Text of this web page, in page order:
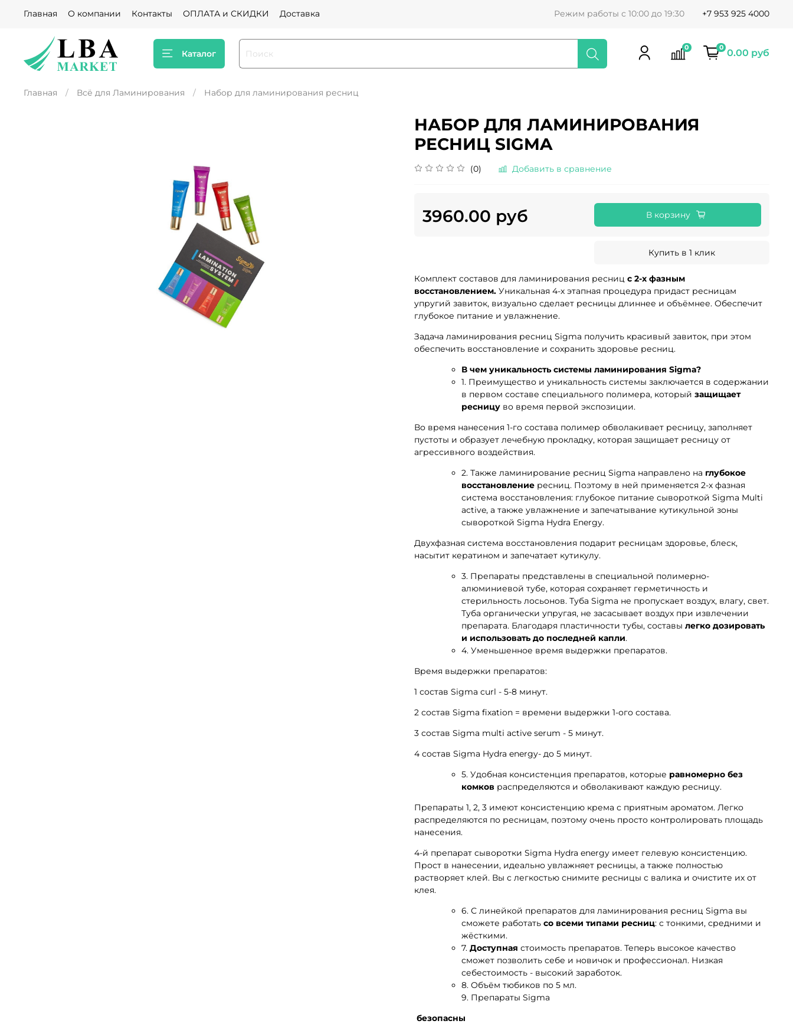
Главная О компании Контакты ОПЛАТА и СКИДКИ Доставка Режим работы с 10:00 до 19:30 +7 953 925 4000
Каталог
0 0 0.00 руб
Главная Всё для Ламинирования Набор для ламинирования ресниц
НАБОР ДЛЯ ЛАМИНИРОВАНИЯ
РЕСНИЦ SIGMA
(0) Добавить в сравнение
3960.00 руб В корзину
Купить в 1 клик
Комплект составов для ламинирования ресниц с 2-х фазным
восстановлением. Уникальная 4-х этапная процедура придаст ресницам
упругий завиток, визуально сделает ресницы длиннее и объёмнее. Обеспечит
глубокое питание и увлажнение.
Задача ламинирования ресниц Sigma получить красивый завиток, при этом
обеспечить восстановление и сохранить здоровье ресниц.
В чем уникальность системы ламинирования Sigma?
1. Преимущество и уникальность системы заключается в содержании
в первом составе специального полимера, который защищает
ресницу во время первой экспозиции.
Во время нанесения 1-го состава полимер обволакивает ресницу, заполняет
пустоты и образует лечебную прокладку, которая защищает ресницу от
агрессивного воздействия.
2. Также ламинирование ресниц Sigma направлено на глубокое
восстановление ресниц. Поэтому в ней применяется 2-х фазная
система восстановления: глубокое питание сывороткой Sigma Multi
active, а также увлажнение и запечатывание кутикульной зоны
сывороткой Sigma Hydra Energy.
Двухфазная система восстановления подарит ресницам здоровье, блеск,
насытит кератином и запечатает кутикулу.
3. Препараты представлены в специальной полимерно-
алюминиевой тубе, которая сохраняет герметичность и
стерильность лосьонов. Туба Sigma не пропускает воздух, влагу, свет.
Туба органически упругая, не засасывает воздух при извлечении
препарата. Благодаря пластичности тубы, составы легко дозировать
и использовать до последней капли.
4. Уменьшенное время выдержки препаратов.
Время выдержки препаратов:
1 состав Sigma curl - 5-8 минут.
2 состав Sigma fixation = времени выдержки 1-ого состава.
3 состав Sigma multi active serum - 5 минут.
4 состав Sigma Hydra energy- до 5 минут.
5. Удобная консистенция препаратов, которые равномерно без
комков распределяются и обволакивают каждую ресницу.
Препараты 1, 2, 3 имеют консистенцию крема с приятным ароматом. Легко
распределяются по ресницам, поэтому очень просто контролировать площадь
нанесения.
4-й препарат сыворотки Sigma Hydra energy имеет гелевую консистенцию.
Прост в нанесении, идеально увлажняет ресницы, а также полностью
растворяет клей. Вы с легкостью снимите ресницы с валика и очистите их от
клея.
6. С линейкой препаратов для ламинирования ресниц Sigma вы
сможете работать со всеми типами ресниц: с тонкими, средними и
жёсткими.
7. Доступная стоимость препаратов. Теперь высокое качество
сможет позволить себе и новичок и профессионал. Низкая
себестоимость - высокий заработок.
8. Объём тюбиков по 5 мл.
9. Препараты Sigma
безопасны